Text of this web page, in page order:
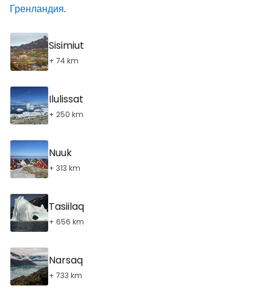
Гренландия.
Sisimiut
+ 74 km
Ilulissat
+ 250 km
Nuuk
+ 313 km
Tasiilaq
+ 656 km
Narsaq
+ 733 km